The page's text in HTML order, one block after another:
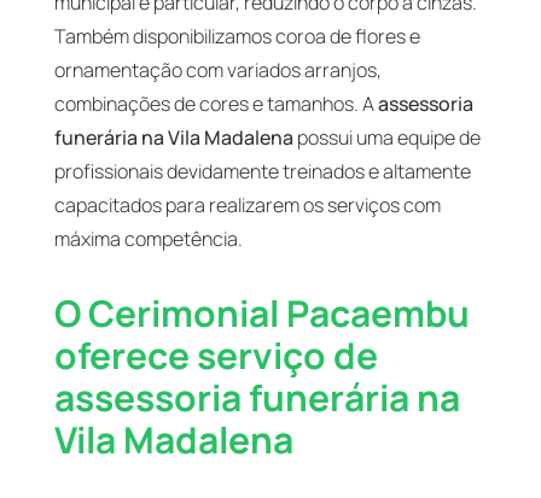
Também disponibilizamos coroa de flores e
ornamentação com variados arranjos,
combinações de cores e tamanhos. Aassessoria
funerária na Vila Madalena possui uma equipe de
profissionais devidamente treinados e altamente
capacitados para realizarem os serviços com
máxima competência.
O Cerimonial Pacaembu
oferece serviço de
assessoria funerária na
Vila Madalena